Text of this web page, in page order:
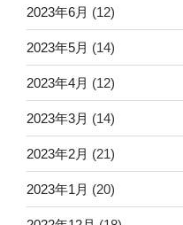
2023年6月 (12)
2023年5月 (14)
2023年4月 (12)
2023年3月 (14)
2023年2月 (21)
2023年1月 (20)